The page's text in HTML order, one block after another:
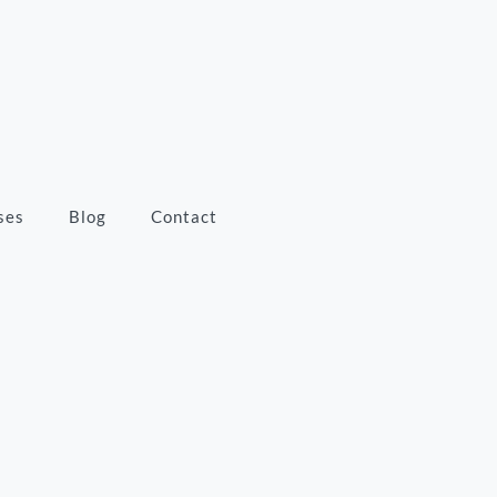
Blog Contact